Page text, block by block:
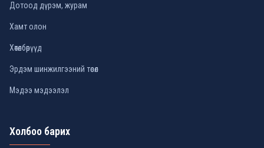
Дотоод дүрэм, журам
Хамт олон
Хөтөлбөрүүд
Эрдэм шинжилгээний төсөл
Мэдээ мэдээлэл
Холбоо барих